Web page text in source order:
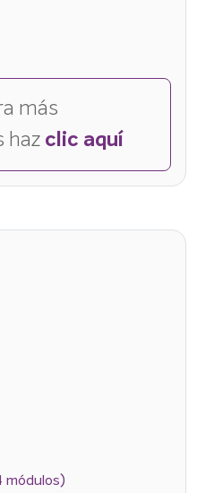
más
haz clic aquí
módulos)